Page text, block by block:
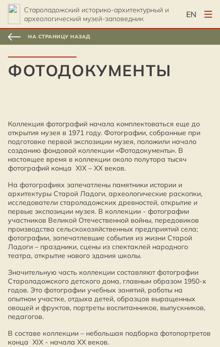
Староладожский историко-архитектурный и
археологический музей-заповедник
EN
НА СТРАНИЦУ НАЗАД
ФОТОДОКУМЕНТЫ
Коллекция фотографий начала комплектоваться еще до
открытия музея в 1971 году. Фотографии, собранные при
подготовке первой экспозиции музея, положили начало
созданию фондовой коллекции «Фотодокументы». В
настоящее время в коллекции около полутора тысяч
фотографий конца XIX – ХХ веков.
На фотографиях запечатлены памятники истории и
архитектуры Старой Ладоги, археологические раскопки,
исследователи староладожских древностей, открытие и
первые экспозиции музея. В коллекции - фотографии
участников Великой Отечественной войны, передовиков
производства сельскохозяйственных предприятий села;
фотографии, запечатлевшие события из жизни Старой
Ладоги – праздники, сцены из спектаклей народного
театра, открытие нового здания школы.
Значительную часть коллекции составляют фотографии
Староладожского детского дома, главным образом 1950-х
годов. Это фотографии учебных занятий, работы на
опытном участке, отдыха детей, образцов выращенных
овощей и фруктов, портреты воспитанников, выпускников,
педагогов.
В составе коллекции – небольшая подборка фотопортретов
конца XIX - начала ХХ веков.